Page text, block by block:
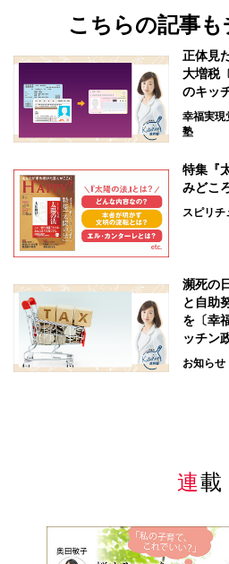
こちらの記事も
正体見
大増税
のキッ
幸福実現
塾
特集『
みどこ
スピリチ
瀕死の
と自助
を〔幸
ッチン
お知らせ
連載